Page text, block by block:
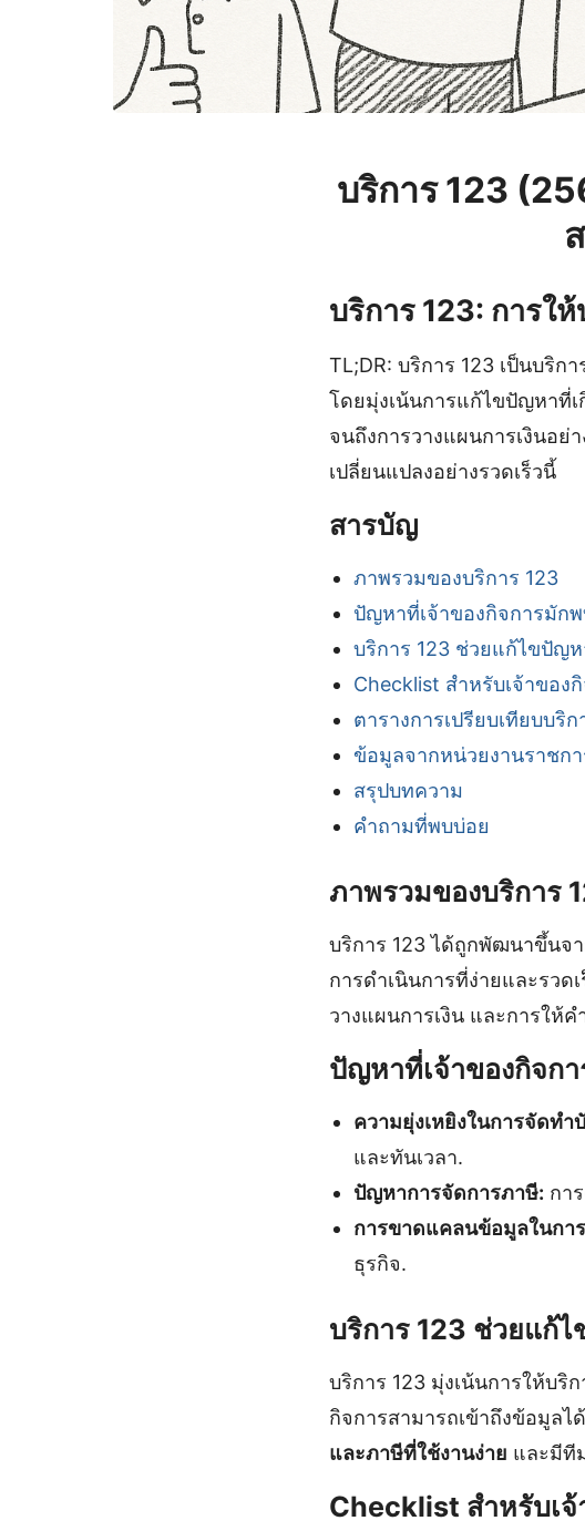
บริการ 123
บริการ 123: การใ
TL;DR: บริการ 123 เป็นบริก
โดยมุ่งเน้นการแก้ไขปัญหาที่
จนถึงการวางแผนการเงินอ
เปลี่ยนแปลงอย่างรวดเร็วนี้
สารบัญ
ภาพรวมของบริการ 123
ปัญหาที่เจ้าของกิจการมัก
บริการ 123 ช่วยแก้ไขปัญห
Checklist สำหรับเจ้าของ
ตารางการเปรียบเทียบบริก
ข้อมูลจากหน่วยงานราชกา
สรุปบทความ
คำถามที่พบบ่อย
ภาพรวมของบริการ
บริการ 123 ได้ถูกพัฒนาขึ้นจ
การดำเนินการที่ง่ายและรว
วางแผนการเงิน และการให้
ปัญหาที่เจ้าของกิจก
ความยุ่งเหยิงในการจัดทำ
และทันเวลา.
ปัญหาการจัดการภาษี: กา
การขาดแคลนข้อมูลในกา
ธุรกิจ.
บริการ 123 ช่วยแก้
บริการ 123 มุ่งเน้นการให้บ
กิจการสามารถเข้าถึงข้อมูลไ
และภาษีที่ใช้งานง่าย และมีที
Checklist สำหรับเจ้